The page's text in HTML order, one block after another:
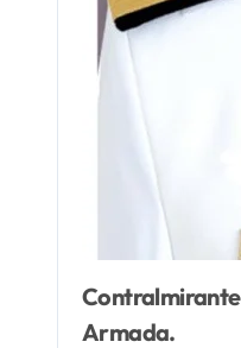
Contralmirante Juan Bienvenido Crisóstomo Martínez fue ascendido al rango de vicealmirante y designado comandante general de la
Armada.